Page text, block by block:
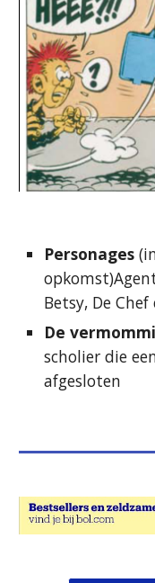
Personages
Betsy, De
De
scholier die
afgesloten